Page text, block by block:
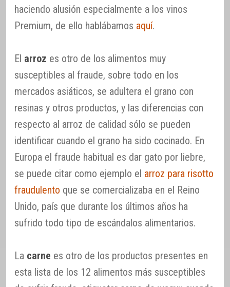
haciendo alusión especialmente a los vinos
Premium, de ello hablábamos aquí.
El arroz es otro de los alimentos muy
susceptibles al fraude, sobre todo en los
mercados asiáticos, se adultera el grano con
resinas y otros productos, y las diferencias con
respecto al arroz de calidad sólo se pueden
identificar cuando el grano ha sido cocinado. En
Europa el fraude habitual es dar gato por liebre,
se puede citar como ejemplo el arroz para risotto
fraudulento que se comercializaba en el Reino
Unido, país que durante los últimos años ha
sufrido todo tipo de escándalos alimentarios.
La carne es otro de los productos presentes en
esta lista de los 12 alimentos más susceptibles